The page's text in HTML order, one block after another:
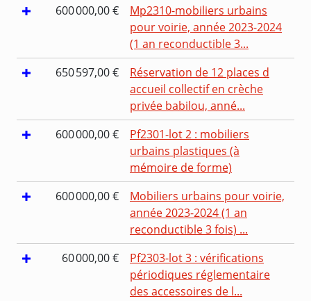
600 000,00 €
Mp2310-mobiliers urbains
pour voirie, année 2023-2024
(1 an reconductible 3...
650 597,00 €
Réservation de 12 places d
accueil collectif en crèche
privée babilou, anné...
600 000,00 €
Pf2301-lot 2 : mobiliers
urbains plastiques (à
mémoire de forme)
600 000,00 €
Mobiliers urbains pour voirie,
année 2023-2024 (1 an
reconductible 3 fois) ...
60 000,00 €
Pf2303-lot 3 : vérifications
périodiques réglementaire
des accessoires de l...